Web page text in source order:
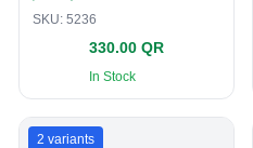
SKU: 5236
330.00 QR
In Stock
2 variants